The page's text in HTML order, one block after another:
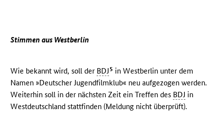
Stimmen aus Westberlin
Wie bekannt wird, soll der BDJ5 in Westberlin unter dem
Namen »Deutscher Jugendfilmklub« neu aufgezogen werden.
Weiterhin soll in der nächsten Zeit ein Treffen des BDJ in
Westdeutschland stattfinden (Meldung nicht überprüft).